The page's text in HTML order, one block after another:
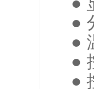
●
●
●
●